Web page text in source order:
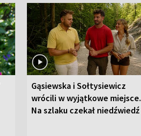
Gąsiewska i Sołtysiewicz
wrócili w wyjątkowe miejsce.
Na szlaku czekał niedźwiedź